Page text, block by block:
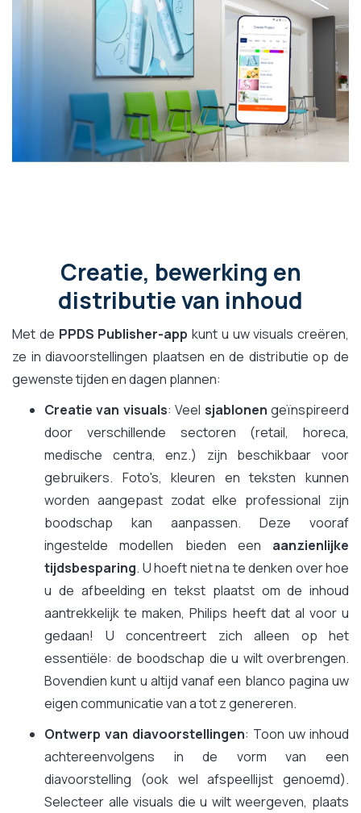
Creatie, bewerking en
distributie van inhoud
Met de PPDS Publisher-app kunt u uw visuals creëren,
ze in diavoorstellingen plaatsen en de distributie op de
gewenste tijden en dagen plannen:
Creatie van visuals: Veel sjablonen geïnspireerd
door verschillende sectoren (retail, horeca,
medische centra, enz.) zijn beschikbaar voor
gebruikers. Foto's, kleuren en teksten kunnen
worden aangepast zodat elke professional zijn
boodschap kan aanpassen. Deze vooraf
ingestelde modellen bieden een aanzienlijke
tijdsbesparing. U hoeft niet na te denken over hoe
u de afbeelding en tekst plaatst om de inhoud
aantrekkelijk te maken, Philips heeft dat al voor u
gedaan! U concentreert zich alleen op het
essentiële: de boodschap die u wilt overbrengen.
Bovendien kunt u altijd vanaf een blanco pagina uw
eigen communicatie van a tot z genereren.
Ontwerp van diavoorstellingen: Toon uw inhoud
achtereenvolgens in de vorm van een
diavoorstelling (ook wel afspeellijst genoemd).
Selecteer alle visuals die u wilt weergeven, plaats